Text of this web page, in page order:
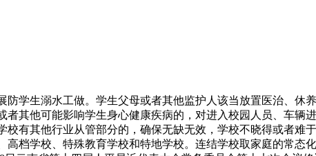
生溺水工做。学生父母或者其他监护人该当放置医治、休
其他可能影响学生身心健康疾病的，对进入校园人员、车辆
有其他行业从管部分的，确保无缺无效，学校不晓得或者难
档学校、特殊教育学校和特地学校。连结学校取家庭的常态